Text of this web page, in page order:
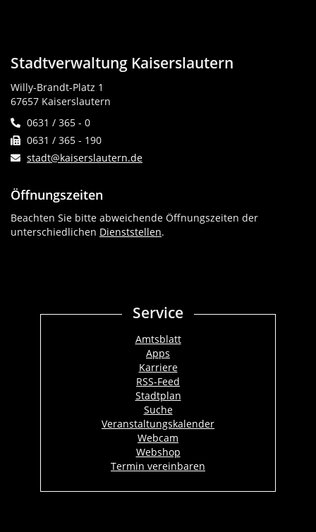
Stadtverwaltung Kaiserslautern
Willy-Brandt-Platz 1
67657 Kaiserslautern
0631 / 365 - 0
0631 / 365 - 190
stadt@kaiserslautern.de
Öffnungszeiten
Beachten Sie bitte abweichende Öffnungszeiten der
unterschiedlichen Dienststellen.
Service
Amtsblatt
Apps
Karriere
RSS-Feed
Stadtplan
Suche
Veranstaltungskalender
Webcam
Webshop
Termin vereinbaren